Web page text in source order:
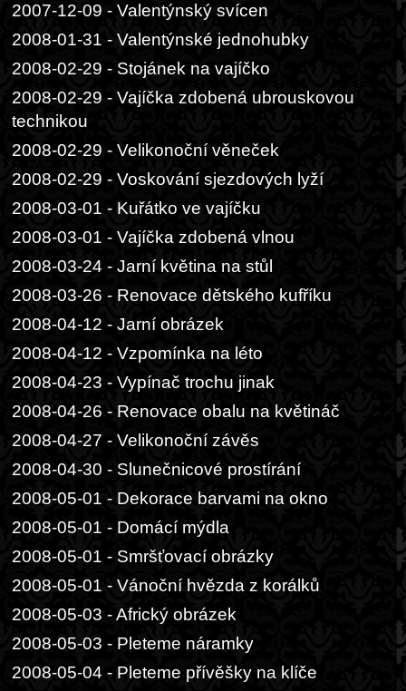
2007-12-09 - Valentýnský svícen
2008-01-31 - Valentýnské jednohubky
2008-02-29 - Stojánek na vajíčko
2008-02-29 - Vajíčka zdobená ubrouskovou
technikou
2008-02-29 - Velikonoční věneček
2008-02-29 - Voskování sjezdových lyží
2008-03-01 - Kuřátko ve vajíčku
2008-03-01 - Vajíčka zdobená vlnou
2008-03-24 - Jarní květina na stůl
2008-03-26 - Renovace dětského kufříku
2008-04-12 - Jarní obrázek
2008-04-12 - Vzpomínka na léto
2008-04-23 - Vypínač trochu jinak
2008-04-26 - Renovace obalu na květináč
2008-04-27 - Velikonoční závěs
2008-04-30 - Slunečnicové prostírání
2008-05-01 - Dekorace barvami na okno
2008-05-01 - Domácí mýdla
2008-05-01 - Smršťovací obrázky
2008-05-01 - Vánoční hvězda z korálků
2008-05-03 - Africký obrázek
2008-05-03 - Pleteme náramky
2008-05-04 - Pleteme přívěšky na klíče